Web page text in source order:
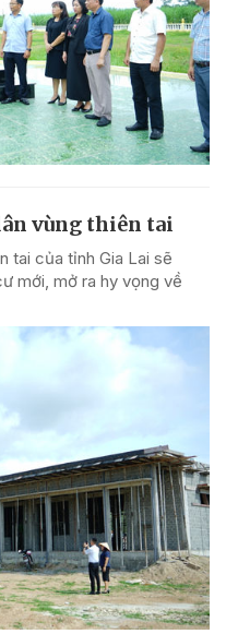
vùng thiên tai
tai của tỉnh Gia Lai sẽ
mới, mở ra hy vọng về